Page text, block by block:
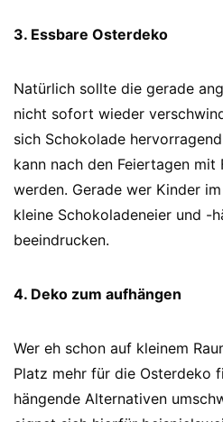
3. Essbare Osterdeko
Natürlich sollte die gerade
nicht sofort wieder
sich Schokolade
kann nach den Feiertagen mit
werden. Gerade wer Kinder
kleine Schokoladeneier und -
beeindrucken.
4. Deko zum aufhängen
Wer eh schon auf kleinem
Platz mehr für die Osterdeko
hängende Alternativen